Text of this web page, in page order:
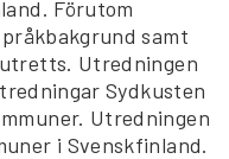
Förutom
samt
Utredningen
Sydkusten
Utredningen
i Svenskfinland.